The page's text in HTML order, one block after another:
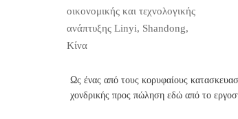
οικονομικής και τεχνολογικής
ανάπτυξης Linyi, Shandong,
Κίνα
Ως ένας από τους κορυφαίους
χονδρικής προς πώληση εδώ από το